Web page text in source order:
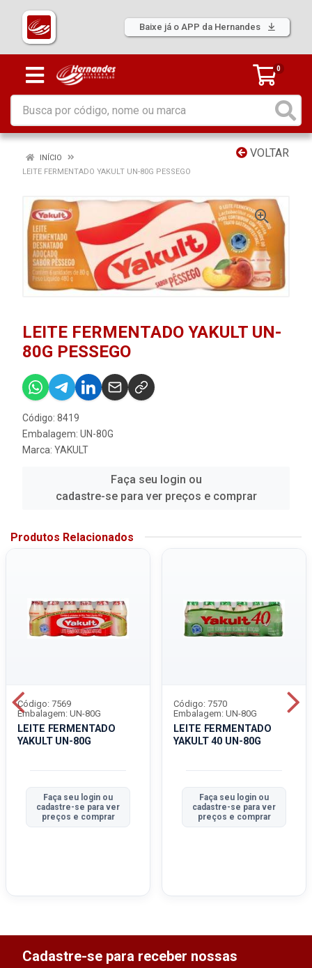
Baixe já o APP da Hernandes
0
VOLTAR
INÍCIO
LEITE FERMENTADO YAKULT UN-80G PESSEGO
LEITE FERMENTADO YAKULT UN-
80G PESSEGO
Código: 8419
Embalagem: UN-80G
Marca: YAKULT
Faça seu login ou
cadastre-se para ver preços e comprar
Produtos Relacionados
LEITE FERMENTADO
YAKULT UN-80G
Código: 7569
Embalagem: UN-80G
Faça seu login ou
cadastre-se para ver
preços e comprar
LEITE FERMENTADO
YAKULT 40 UN-80G
Código: 7570
Embalagem: UN-80G
Faça seu login ou
cadastre-se para ver
preços e comprar
Cadastre-se para receber nossas